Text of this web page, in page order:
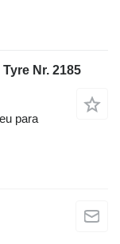
Nr. 2185
para